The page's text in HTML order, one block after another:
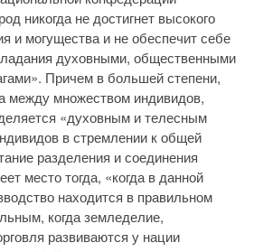
никогда не достигнет высокого
и могущества и не обеспечит себе
духовными, общественными
Причем в большей степени,
между множеством индивидов,
«духовным и телесным
в стремлении к общей
разделения и соединения
место тогда, «когда в данной
находится в правильном
когда земледелие,
развиваются у нации